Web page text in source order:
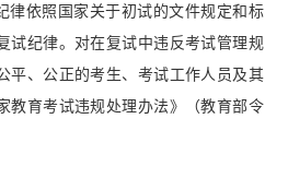
律依照国家关于初试的文件规定和标
试纪律。对在复试中违反考试管理规
平、公正的考生、考试工作人员及其
教育考试违规处理办法》（教育部令